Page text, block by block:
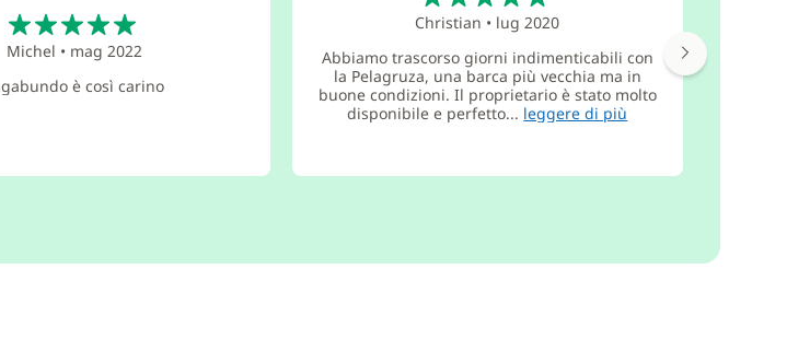
Michel • mag 2022
è così carino
Christian • lug 2020
Abbiamo trascorso giorni indimenticabili con
la Pelagruza, una barca più vecchia ma in
buone condizioni. Il proprietario è stato molto
disponibile e perfetto... leggere di più